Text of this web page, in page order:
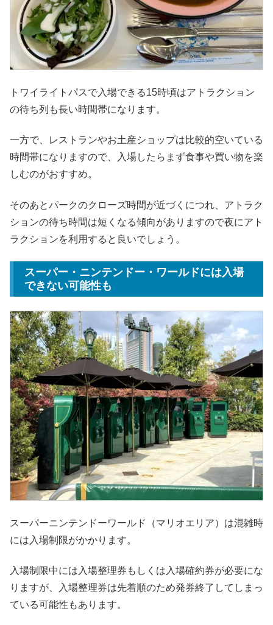
トワイライトパスで入場できる15時頃はアトラクション
の待ち列も長い時間帯になります。
一方で、レストランやお土産ショップは比較的空いている
時間帯になりますので、入場したらまず食事や買い物を楽
しむのがおすすめ。
そのあとパークのクローズ時間が近づくにつれ、アトラク
ションの待ち時間は短くなる傾向がありますので夜にアト
ラクションを利用すると良いでしょう。
スーパー・ニンテンドー・ワールドには入場
できない可能性も
スーパーニンテンドーワールド（マリオエリア）は混雑時
には入場制限がかかります。
入場制限中には入場整理券もしくは入場確約券が必要にな
りますが、入場整理券は先着順のため発券終了してしまっ
ている可能性もあります。